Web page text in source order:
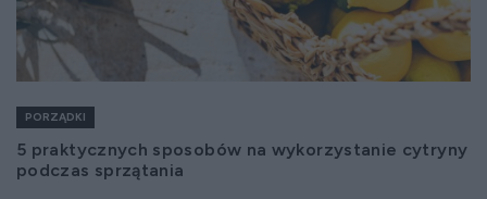
PORZĄDKI
5 praktycznych sposobów na wykorzystanie cytryny
podczas sprzątania